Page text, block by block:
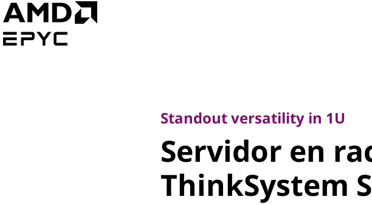
Servidor en rack
ThinkSystem
Standout versatility in 1U
Servidor en
ThinkSystem